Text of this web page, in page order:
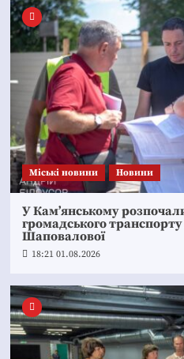
Mіські новини Новини
У Кам’янському
громадського
Шаповалової
18:21 01.08.2026